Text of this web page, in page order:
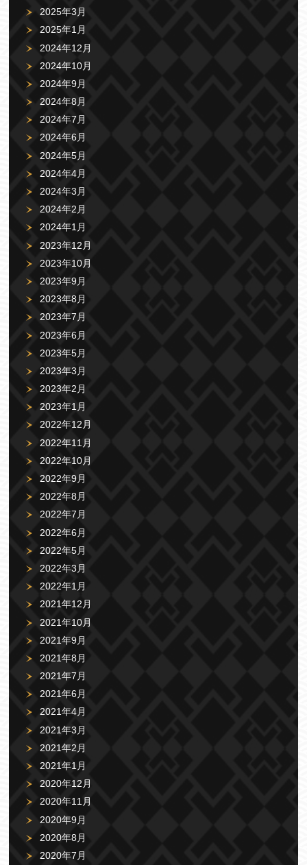
2025年3月
2025年1月
2024年12月
2024年10月
2024年9月
2024年8月
2024年7月
2024年6月
2024年5月
2024年4月
2024年3月
2024年2月
2024年1月
2023年12月
2023年10月
2023年9月
2023年8月
2023年7月
2023年6月
2023年5月
2023年3月
2023年2月
2023年1月
2022年12月
2022年11月
2022年10月
2022年9月
2022年8月
2022年7月
2022年6月
2022年5月
2022年3月
2022年1月
2021年12月
2021年10月
2021年9月
2021年8月
2021年7月
2021年6月
2021年4月
2021年3月
2021年2月
2021年1月
2020年12月
2020年11月
2020年9月
2020年8月
2020年7月